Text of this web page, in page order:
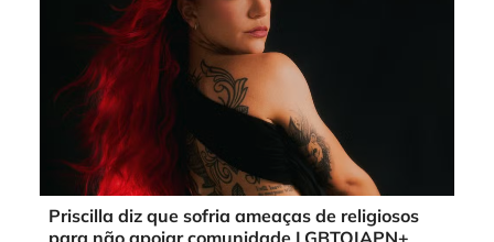
Priscilla diz que sofria ameaças de religiosos
para não apoiar comunidade LGBTQIAPN+